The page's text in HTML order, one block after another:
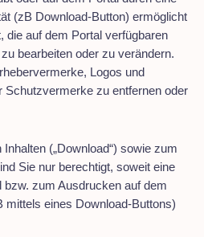
(zB Download-Button) ermöglicht
die auf dem Portal verfügbaren
bearbeiten oder zu verändern.
Logos und
Schutzvermerke zu entfernen oder
(„Download“) sowie zum
Sie nur berechtigt, soweit eine
zum Ausdrucken auf dem
mittels eines Download-Buttons)